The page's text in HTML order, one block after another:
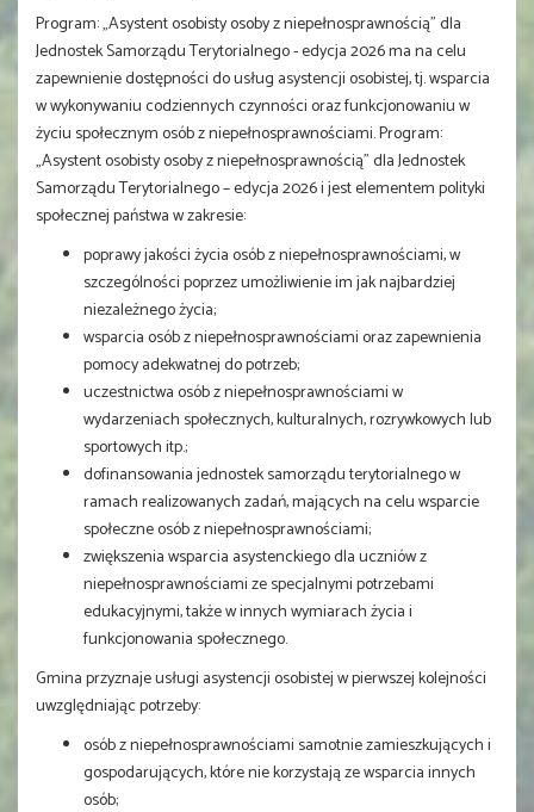
Program: „Asystent osobisty osoby z niepełnosprawnością” dla
Jednostek Samorządu Terytorialnego - edycja 2026 ma na celu
zapewnienie dostępności do usług asystencji osobistej, tj. wsparcia
w wykonywaniu codziennych czynności oraz funkcjonowaniu w
życiu społecznym osób z niepełnosprawnościami. Program:
„Asystent osobisty osoby z niepełnosprawnością” dla Jednostek
Samorządu Terytorialnego – edycja 2026 i jest elementem polityki
społecznej państwa w zakresie:
poprawy jakości życia osób z niepełnosprawnościami, w
szczególności poprzez umożliwienie im jak najbardziej
niezależnego życia;
wsparcia osób z niepełnosprawnościami oraz zapewnienia
pomocy adekwatnej do potrzeb;
uczestnictwa osób z niepełnosprawnościami w
wydarzeniach społecznych, kulturalnych, rozrywkowych lub
sportowych itp.;
dofinansowania jednostek samorządu terytorialnego w
ramach realizowanych zadań, mających na celu wsparcie
społeczne osób z niepełnosprawnościami;
zwiększenia wsparcia asystenckiego dla uczniów z
niepełnosprawnościami ze specjalnymi potrzebami
edukacyjnymi, także w innych wymiarach życia i
funkcjonowania społecznego.
Gmina przyznaje usługi asystencji osobistej w pierwszej kolejności
uwzględniając potrzeby:
osób z niepełnosprawnościami samotnie zamieszkujących i
gospodarujących, które nie korzystają ze wsparcia innych
osób;